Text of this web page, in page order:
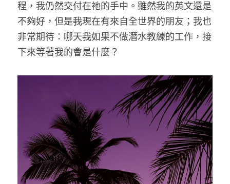
程，我仍然交付在祂的手中。雖然我的英文還是
不夠好，但是我現在有來自全世界的朋友；我也
非常期待：哪天我如果不做潛水教練的工作，接
下來等著我的會是什麼？